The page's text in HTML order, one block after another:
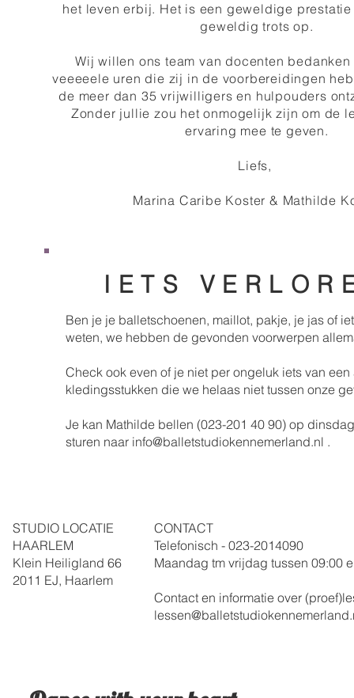
het leven erbij. Het is een geweldige
geweldig trots op.
Wij willen ons team van docenten
veeeeele uren die zij in de voorbereidingen
de meer dan 35 vrijwilligers en hulpouders
Zonder jullie zou het onmogelijk zijn om de
ervaring mee te geven.
Liefs,
Marina Caribe Koster & Mathilde
IETS
Ben je je balletschoenen, maillot, pakje, je jas of
weten, we hebben de gevonden voorwerpen
Check ook even of je niet per ongeluk iets van
kledingsstukken die we helaas niet tussen onze
Je kan Mathilde bellen (023-201 40 90) op
sturen naar info@balletstudiokennemerland.nl .
STUDIO LOCATIE
HAARLEM
Klein Heiligland 66
2011 EJ, Haarlem
CONTACT
Telefonisch - 023-2014090
Maandag tm vrijdag tussen 09:00
Contact en informatie over